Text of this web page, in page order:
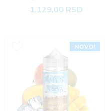
1.129,00 RSD
NOVO!